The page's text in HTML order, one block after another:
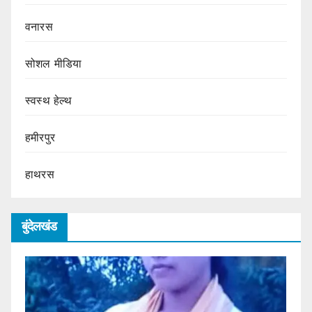
वनारस
सोशल मीडिया
स्वस्थ हेल्थ
हमीरपुर
हाथरस
बुंदेलखंड